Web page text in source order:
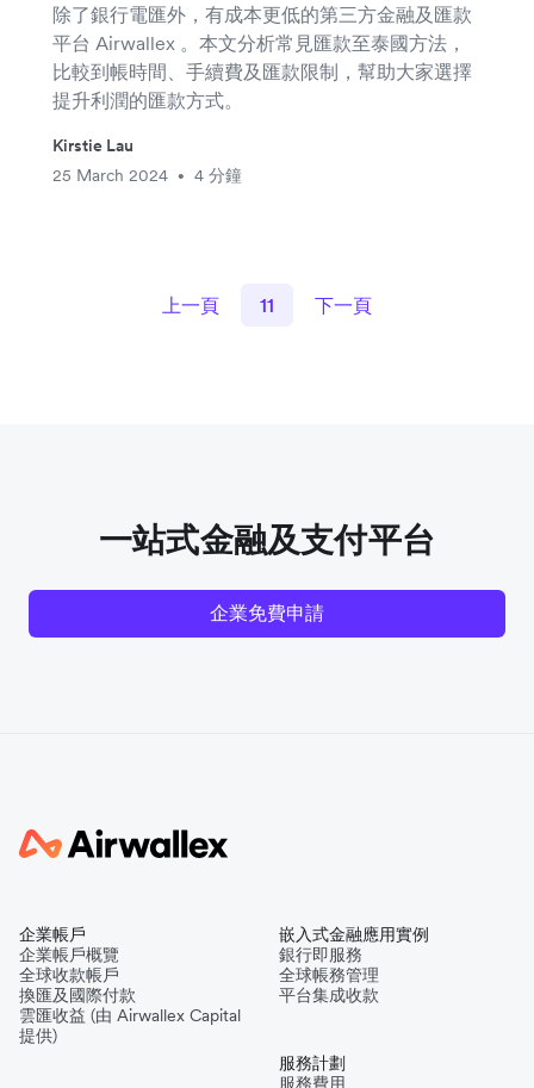
除了銀行電匯外，有成本更低的第三方金融及匯款
平台 Airwallex 。本文分析常見匯款至泰國方法，
比較到帳時間、手續費及匯款限制，幫助大家選擇
提升利潤的匯款方式。
Kirstie Lau
25 March 2024
• 4 分鐘
上一頁 11 下一頁
一站式金融及支付平台
企業免費申請
企業帳戶
企業帳戶概覽
全球收款帳戶
換匯及國際付款
雲匯收益 (由 Airwallex Capital
提供)
嵌入式金融應用實例
銀行即服務
全球帳務管理
平台集成收款
服務計劃
服務費用